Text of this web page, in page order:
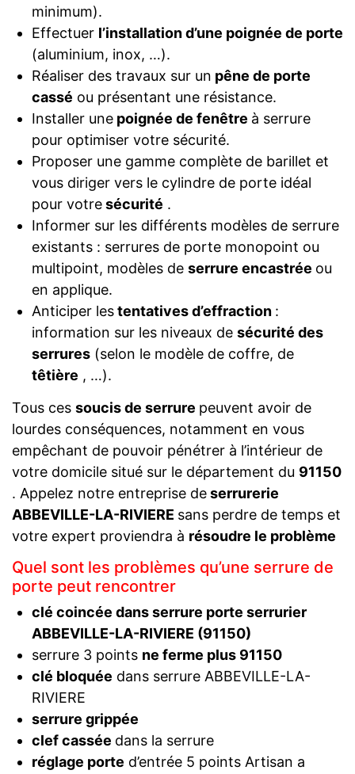
minimum).
Effectuer l’installation d’une poignée de porte
(aluminium, inox, …).
Réaliser des travaux sur un pêne de porte
cassé ou présentant une résistance.
Installer unepoignée de fenêtre à serrure
pour optimiser votre sécurité.
Proposer une gamme complète de barillet et
vous diriger vers le cylindre de porte idéal
pour votresécurité .
Informer sur les différents modèles de serrure
existants : serrures de porte monopoint ou
multipoint, modèles de serrure encastrée ou
en applique.
Anticiper lestentatives d’effraction :
information sur les niveaux de sécurité des
serrures(selon le modèle de coffre, de
têtière , …).
Tous ces soucis de serrure peuvent avoir de
lourdes conséquences, notamment en vous
empêchant de pouvoir pénétrer à l’intérieur de
votre domicile situé sur le département du 91150
. Appelez notre entreprise deserrurerie
ABBEVILLE-LA-RIVIERE sans perdre de temps et
votre expert proviendra à résoudre le problème
Quel sont les problèmes qu’une serrure de
porte peut rencontrer
clé coincée dans serrure porte serrurier
ABBEVILLE-LA-RIVIERE (91150)
serrure 3 points ne ferme plus 91150
clé bloquée dans serrure ABBEVILLE-LA-
RIVIERE
serrure grippée
clef cassée dans la serrure
réglage porte d’entrée 5 points Artisan a